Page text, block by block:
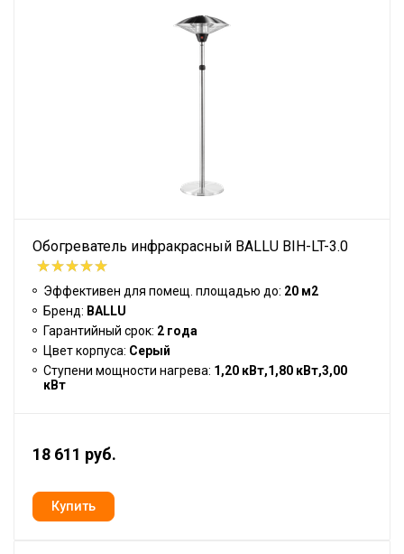
Обогреватель инфракрасный BALLU BIH-LT-3.0
Эффективен для помещ. площадью до: 20 м2
Бренд: BALLU
Гарантийный срок: 2 года
Цвет корпуса: Серый
Ступени мощности нагрева: 1,20 кВт,1,80 кВт,3,00
кВт
18 611 руб.